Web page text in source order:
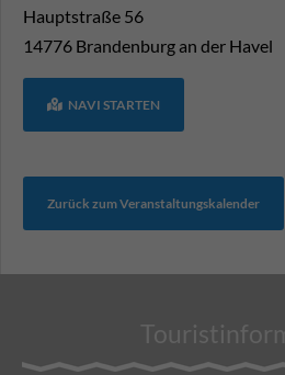
Hauptstraße 56
14776 Brandenburg an der Havel
NAVI STARTEN
Zurück zum Veranstaltungskalender